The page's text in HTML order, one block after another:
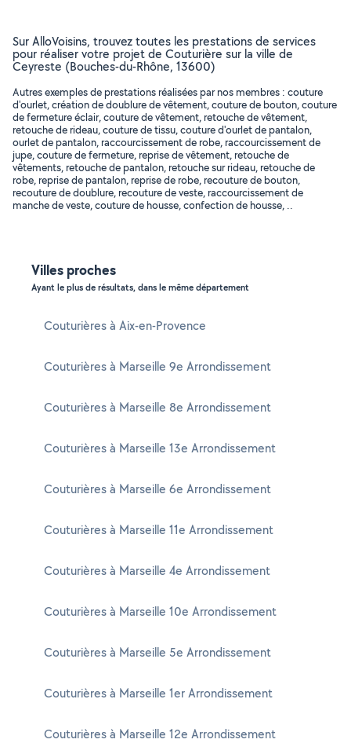
Sur AlloVoisins, trouvez toutes les prestations de services
pour réaliser votre projet de Couturière sur la ville de
Ceyreste (Bouches-du-Rhône, 13600)
Autres exemples de prestations réalisées par nos membres : couture
d'ourlet, création de doublure de vêtement, couture de bouton, couture
de fermeture éclair, couture de vêtement, retouche de vêtement,
retouche de rideau, couture de tissu, couture d'ourlet de pantalon,
ourlet de pantalon, raccourcissement de robe, raccourcissement de
jupe, couture de fermeture, reprise de vêtement, retouche de
vêtements, retouche de pantalon, retouche sur rideau, retouche de
robe, reprise de pantalon, reprise de robe, recouture de bouton,
recouture de doublure, recouture de veste, raccourcissement de
manche de veste, couture de housse, confection de housse, ..
Villes proches
Ayant le plus de résultats, dans le même département
Couturières à Aix-en-Provence
Couturières à Marseille 9e Arrondissement
Couturières à Marseille 8e Arrondissement
Couturières à Marseille 13e Arrondissement
Couturières à Marseille 6e Arrondissement
Couturières à Marseille 11e Arrondissement
Couturières à Marseille 4e Arrondissement
Couturières à Marseille 10e Arrondissement
Couturières à Marseille 5e Arrondissement
Couturières à Marseille 1er Arrondissement
Couturières à Marseille 12e Arrondissement